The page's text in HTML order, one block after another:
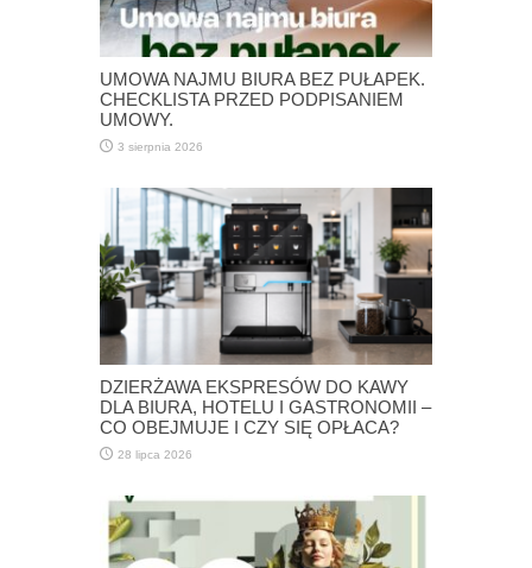
UMOWA NAJMU BIURA BEZ PUŁAPEK.
CHECKLISTA PRZED PODPISANIEM
UMOWY.
3 sierpnia 2026
DZIERŻAWA EKSPRESÓW DO KAWY
DLA BIURA, HOTELU I GASTRONOMII –
CO OBEJMUJE I CZY SIĘ OPŁACA?
28 lipca 2026